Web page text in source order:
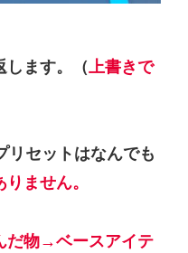
します。（上書きで
リセットはなんでも
ません。
だ物→ベースアイテ